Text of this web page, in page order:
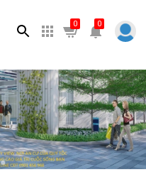
Tìm kiếm
0 0